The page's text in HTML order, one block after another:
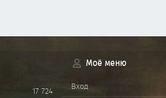
17 724
Моё меню
Вход